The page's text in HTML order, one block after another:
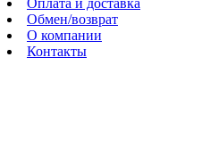
Оплата и доставка
Обмен/возврат
О компании
Контакты